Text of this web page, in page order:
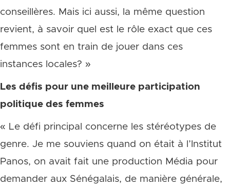
conseillères. Mais ici aussi, la même question
revient, à savoir quel est le rôle exact que ces
femmes sont en train de jouer dans ces
instances locales? »
Les défis pour une meilleure participation
politique des femmes
« Le défi principal concerne les stéréotypes de
genre. Je me souviens quand on était à l’Institut
Panos, on avait fait une production Média pour
demander aux Sénégalais, de manière générale,